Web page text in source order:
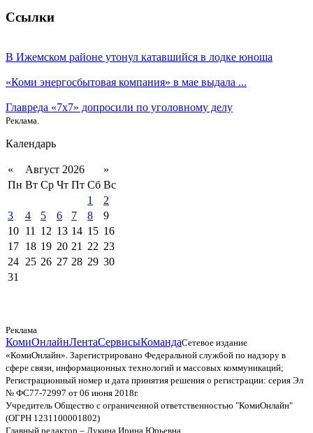
Ссылки
В Ижемском районе утонул катавшийся в лодке юноша
«Коми энергосбытовая компания» в мае выдала ...
Главреда «7x7» допросили по уголовному делу
Реклама.
Календарь
« Август 2026
»
Пн Вт Ср Чт Пт Сб Вс
1
2
3
4 5 6 7 8
9
10 11 12 13 14 15 16
17 18 19 20 21 22 23
24 25 26 27 28 29 30
31
Реклама
КомиОнлайнЛентаСервисыКомандаСетевое издание
«КомиОнлайн». Зарегистрировано Федеральной службой по надзору в
сфере связи, информационных технологий и массовых коммуникаций;
Регистрационный номер и дата принятия решения о регистрации: серия Эл
№ ФС77-72997 от 06 июня 2018г.
Учредитель Общество с ограниченной ответственностью "КомиОнлайн"
(ОГРН 1231100001802)
Главный редактор – Лукина Ирина Юрьевна.